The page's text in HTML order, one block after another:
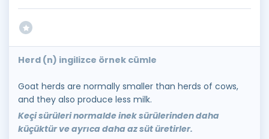
Herd (n) ingilizce örnek cümle
Goat herds are normally smaller than herds of cows,
and they also produce less milk.
Keçi sürüleri normalde inek sürülerinden daha
küçüktür ve ayrıca daha az süt üretirler.